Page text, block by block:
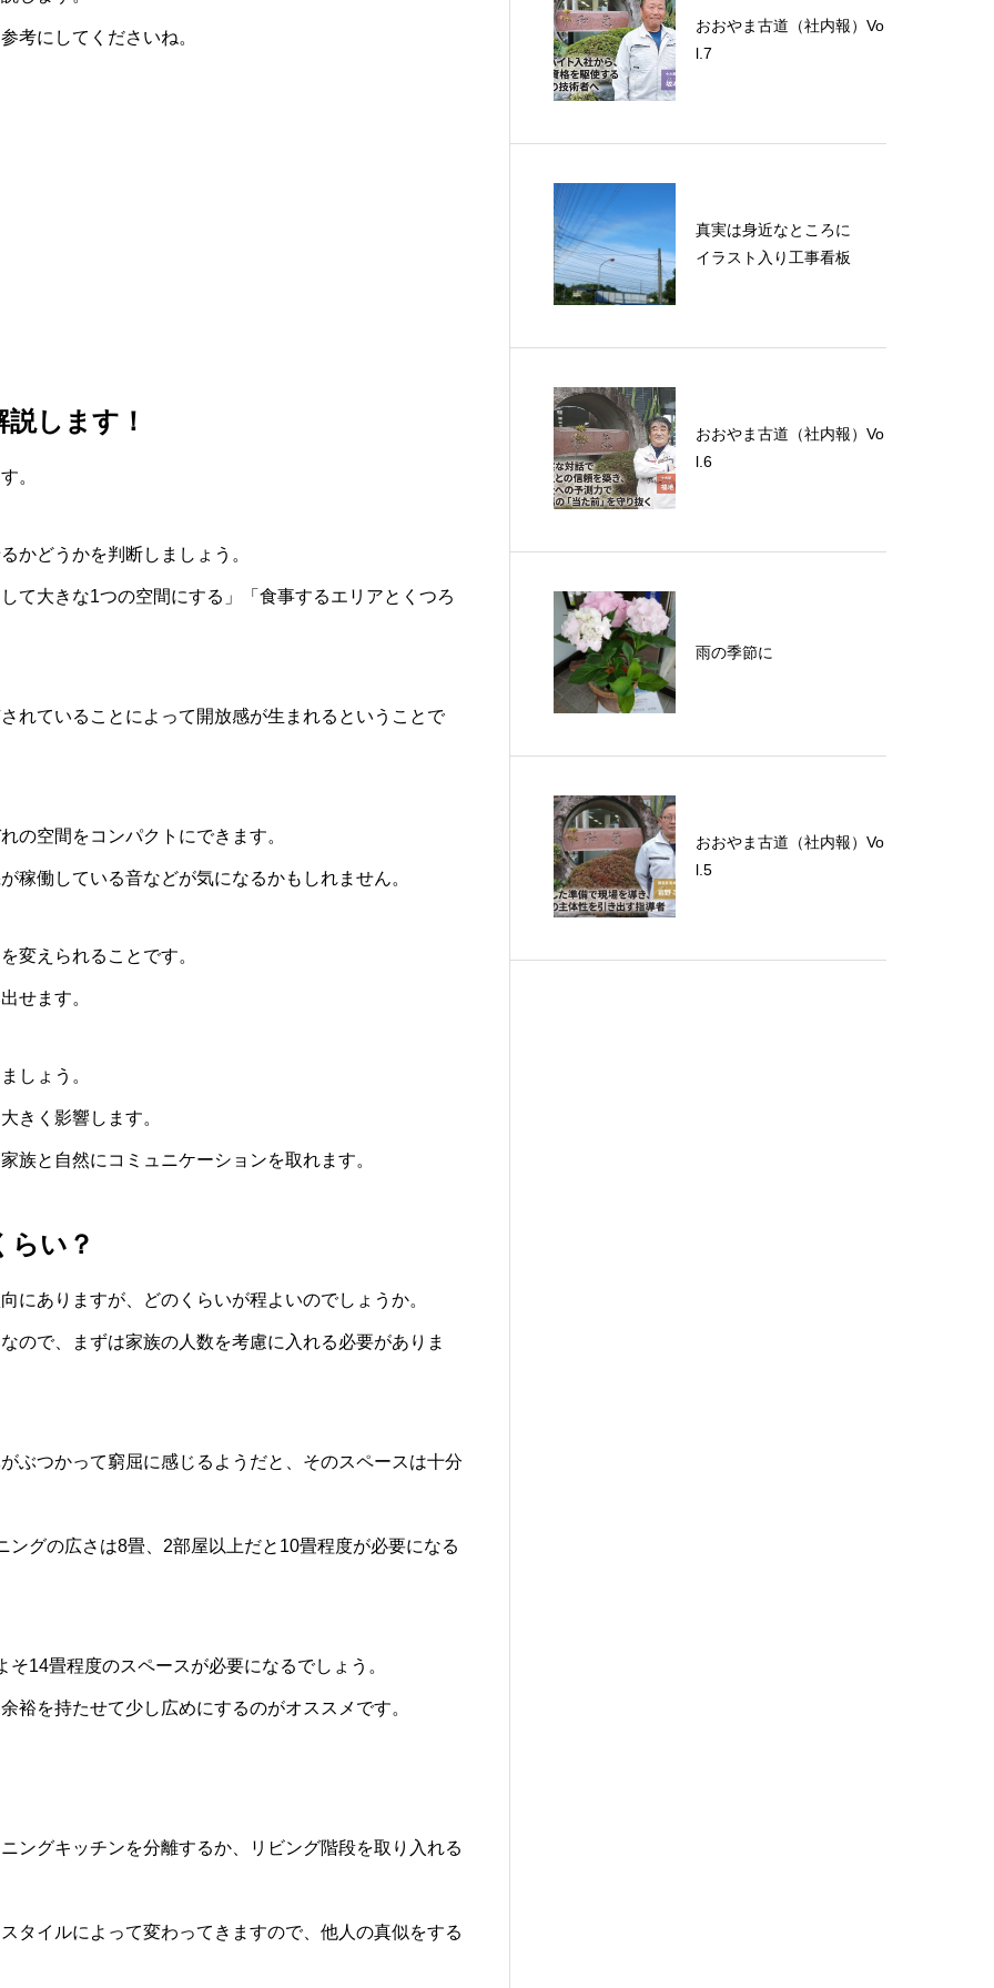
考にしてくださいね。
します！
。
かどうかを判断しましょう。
て大きな1つの空間にする」「食事するエリアとくつろ
れていることによって開放感が生まれるということで
の空間をコンパクトにできます。
稼働している音などが気になるかもしれません。
変えられることです。
せます。
しょう。
きく影響します。
族と自然にコミュニケーションを取れます。
らい？
にありますが、どのくらいが程よいのでしょうか。
ので、まずは家族の人数を考慮に入れる必要がありま
ぶつかって窮屈に感じるようだと、そのスペースは十分
グの広さは8畳、2部屋以上だと10畳程度が必要になる
14畳程度のスペースが必要になるでしょう。
裕を持たせて少し広めにするのがオススメです。
ングキッチンを分離するか、リビング階段を取り入れる
タイルによって変わってきますので、他人の真似をする
おおやま古道（社内報）Vo
l.7
真実は身近なところに
イラスト入り工事看板
おおやま古道（社内報）Vo
l.6
雨の季節に
おおやま古道（社内報）Vo
l.5